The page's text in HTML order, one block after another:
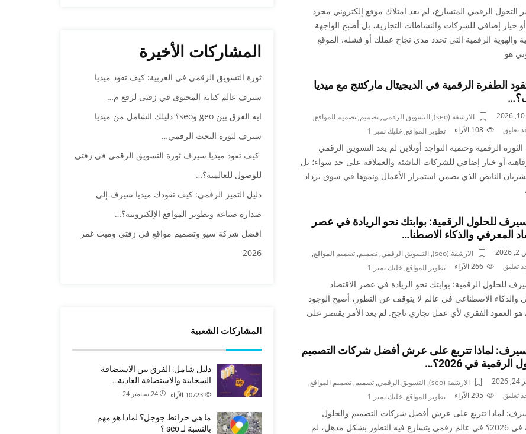
الرقمي المتسارع، لم يعد امتلاك موقع إلكتروني مجرد
خيار إضافي للشركات والنشاطات التجارية، بل أصبح الواجهة
والهوية الرقمية التي تحدد مدى نجاح عملك أو فشله. الموقع
هو
الطفرة الرقمية في الديجيتال ماركتنج مع ميديا
الارشفة (seo) , التسويق الرقمي, تصميم, تصميم المواقع,
تطوير المواقع, خليك نمبر 1 تعليق الآراء
الرقمية وحتمية التواجد أونلاين لم يعد التسويق الرقمي
أو خيار إضافي للشركات الناشئة والعملاقة على حد سواء؛ بل
النابض الذي يضمن استمرار الأعمال ونموها في سوق يزداد
سيرف للحلول الرقمية: بوابتك نحو الريادة في عصر
المعرفي والذكاء الاصطنا…
الارشفة (seo) , التسويق الرقمي, تصميم, تصميم المواقع,
تطوير المواقع, خليك نمبر 1 تعليق الآراء
للحلول الرقمية: بوابتك نحو الريادة في عصر الاقتصاد
والذكاء الاصطناعي في عالم لا يتوقف عن التطور، أصبح الوجود
هو العمود الفقري لأي عمل تجاري ناجح. لم يعد الأمر يقتصر على
سيرف: لماذا تتربع على عرش أفضل شركات التصميم
الرقمية في 2026؟…
الارشفة (seo) , التسويق الرقمي, تصميم, تصميم المواقع,
تطوير المواقع, خليك نمبر 1 تعليق الآراء
لماذا تتربع على عرش أفضل شركات التصميم والحلول
الرقمية في 2026؟ في عالم رقمي يتسارع فيه التطور بشكل مذهل، لم
المشاركات الأخيرة
ثورة التسويق الرقمي في الغربية: كيف تقود ميديا
سيرف عالم كتابة المحتوى في زفتى لرفع م…
ايه الفرق بين geo وseo؟ دليلك الشامل من ميديا
سيرف لثورة البحث الرقمي…
كيف تقود ميديا سيرف ثورة التسويق الرقمي في زفتى
للوصول للعالمية؟…
دليل التميز الرقمي: كيف تقودك ميديا سيرف إلى
صدارة صناعة وتطوير المواقع الإلكترونية؟…
افضل شركة سيو وتصميم مواقع فى زفتى وميت غمر
2026
المشاركات الشعبية
دليل شامل: الفرق بين الاستضافة
السحابية والاستضافة العادية…
24 سبتمبر 24 الآراء
ما هي خرائط جوجل؟ لماذا هو مهم
بالنسبة لـ seo ؟